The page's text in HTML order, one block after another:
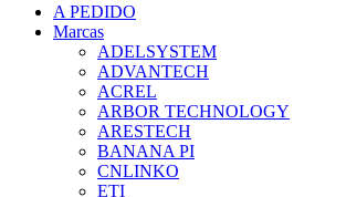
A PEDIDO
Marcas
ADELSYSTEM
ADVANTECH
ACREL
ARBOR TECHNOLOGY
ARESTECH
BANANA PI
CNLINKO
ETI